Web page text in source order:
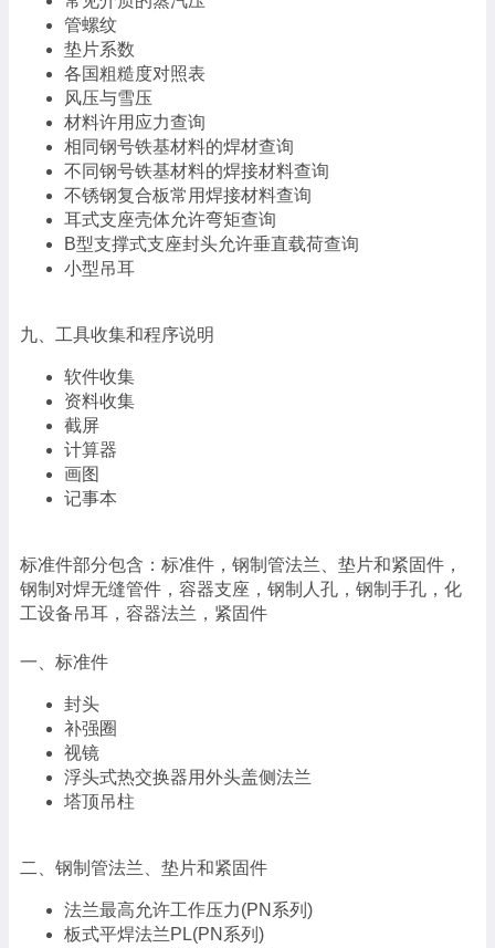
管螺纹
垫片系数
各国粗糙度对照表
风压与雪压
材料许用应力查询
相同钢号铁基材料的焊材查询
不同钢号铁基材料的焊接材料查询
不锈钢复合板常用焊接材料查询
耳式支座壳体允许弯矩查询
B型支撑式支座封头允许垂直载荷查询
小型吊耳
九、工具收集和程序说明
软件收集
资料收集
截屏
计算器
画图
记事本
标准件部分包含：标准件，钢制管法兰、垫片和紧固件，
钢制对焊无缝管件，容器支座，钢制人孔，钢制手孔，化
工设备吊耳，容器法兰，紧固件
一、标准件
封头
补强圈
视镜
浮头式热交换器用外头盖侧法兰
塔顶吊柱
二、钢制管法兰、垫片和紧固件
法兰最高允许工作压力(PN系列)
板式平焊法兰PL(PN系列)